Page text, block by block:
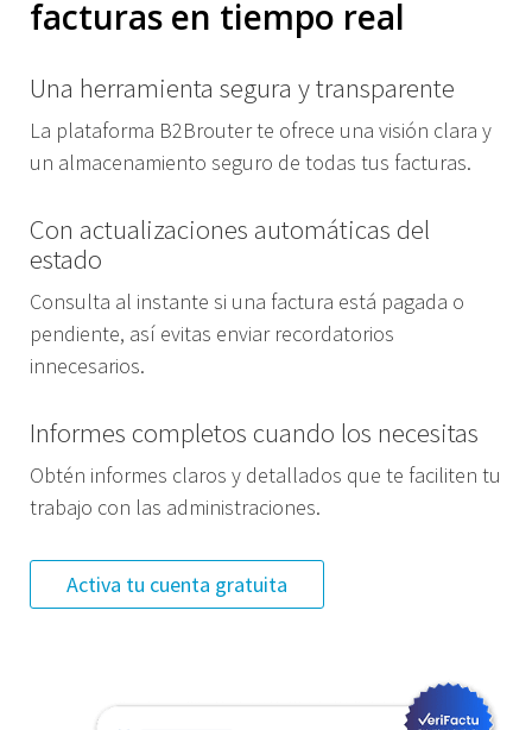
facturas en tiempo real
Una herramienta segura y transparente
La plataforma B2Brouter te ofrece una visión clara y
un almacenamiento seguro de todas tus facturas.
Con actualizaciones automáticas del
estado
Consulta al instante si una factura está pagada o
pendiente, así evitas enviar recordatorios
innecesarios.
Informes completos cuando los necesitas
Obtén informes claros y detallados que te faciliten tu
trabajo con las administraciones.
Activa tu cuenta gratuita